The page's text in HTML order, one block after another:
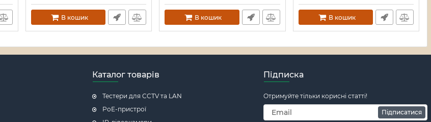
В кошик В кошик В кошик
Каталог товарів
Тестери для CCTV та LAN
PoE-пристрої
Підписка
Отримуйте тільки корисні статті!
Підписатися